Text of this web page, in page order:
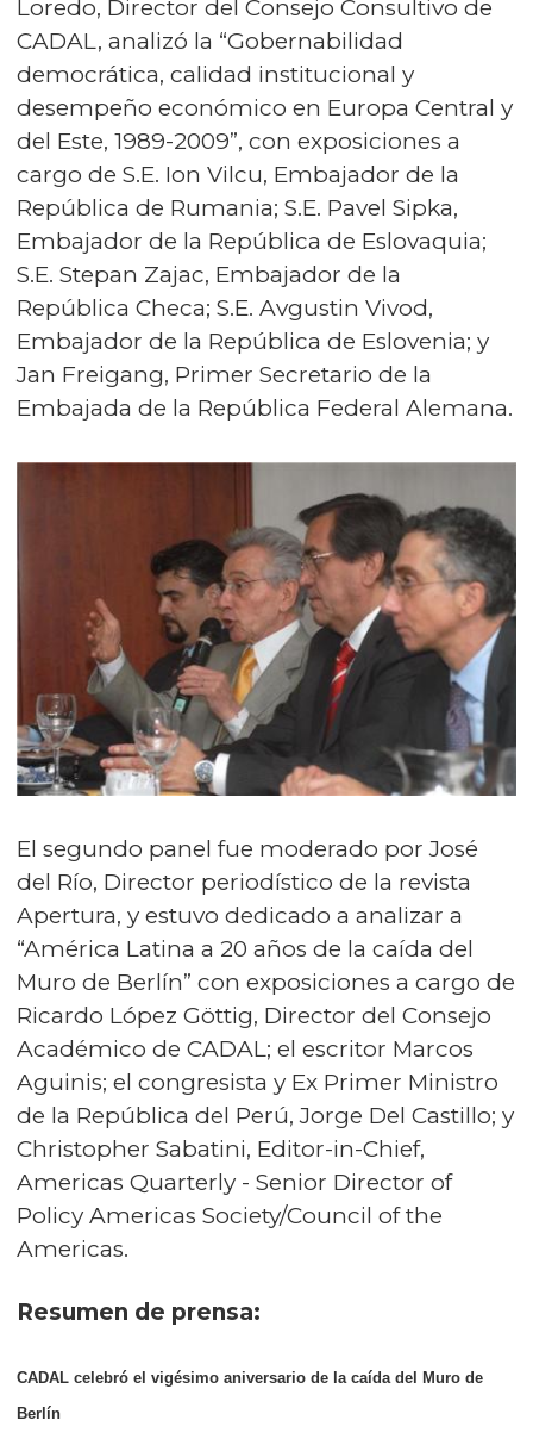
Loredo, Director del Consejo Consultivo de
CADAL, analizó la “Gobernabilidad
democrática, calidad institucional y
desempeño económico en Europa Central y
del Este, 1989-2009”, con exposiciones a
cargo de S.E. Ion Vilcu, Embajador de la
República de Rumania; S.E. Pavel Sipka,
Embajador de la República de Eslovaquia;
S.E. Stepan Zajac, Embajador de la
República Checa; S.E. Avgustin Vivod,
Embajador de la República de Eslovenia; y
Jan Freigang, Primer Secretario de la
Embajada de la República Federal Alemana.
El segundo panel fue moderado por José
del Río, Director periodístico de la revista
Apertura, y estuvo dedicado a analizar a
“América Latina a 20 años de la caída del
Muro de Berlín” con exposiciones a cargo de
Ricardo López Göttig, Director del Consejo
Académico de CADAL; el escritor Marcos
Aguinis; el congresista y Ex Primer Ministro
de la República del Perú, Jorge Del Castillo; y
Christopher Sabatini, Editor-in-Chief,
Americas Quarterly - Senior Director of
Policy Americas Society/Council of the
Americas.
Resumen de prensa:
CADAL celebró el vigésimo aniversario de la caída del Muro de
Berlín